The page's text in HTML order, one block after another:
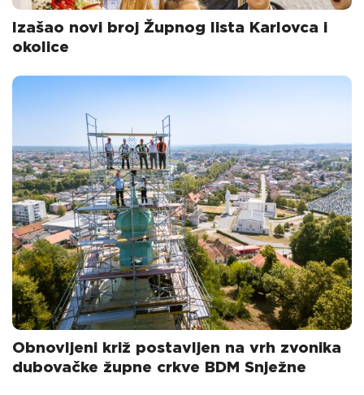
Izašao novi broj Župnog lista Karlovca i
okolice
Obnovljeni križ postavljen na vrh zvonika
dubovačke župne crkve BDM Snježne